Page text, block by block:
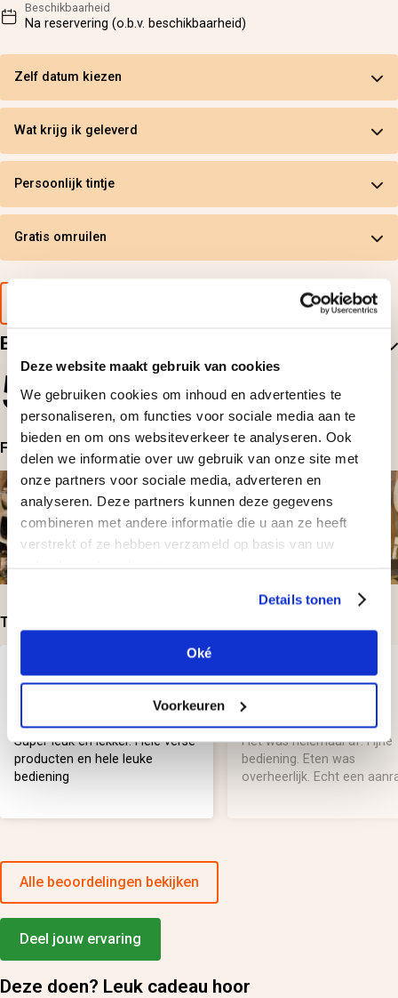
Deze website maakt gebruik van cookies
We gebruiken cookies om inhoud en advertenties te
personaliseren, om functies voor sociale media aan te
bieden en om ons websiteverkeer te analyseren. Ook
delen we informatie over uw gebruik van onze site met
onze partners voor sociale media, adverteren en
analyseren. Deze partners kunnen deze gegevens
combineren met andere informatie die u aan ze heeft
verstrekt of ze hebben verzameld op basis van uw
Details tonen
Oké
Voorkeuren
Beschikbaarheid
Na reservering (o.b.v. beschikbaarheid)
Zelf datum kiezen
Wat krijg ik geleverd
Persoonlijk tintje
Gratis omruilen
Beoordelingen
5 10beoordelingen
Foto's bij beoordelingen
Top-beoordelingen
Chantal
Super leuk en lekker. Hele verse
producten en hele leuke
bediening
Edwina
Het was helemaal af. Fijne
bediening. Eten was
overheerlijk. Echt een
Alle beoordelingen bekijken
Deel jouw ervaring
Deze doen? Leuk cadeau hoor